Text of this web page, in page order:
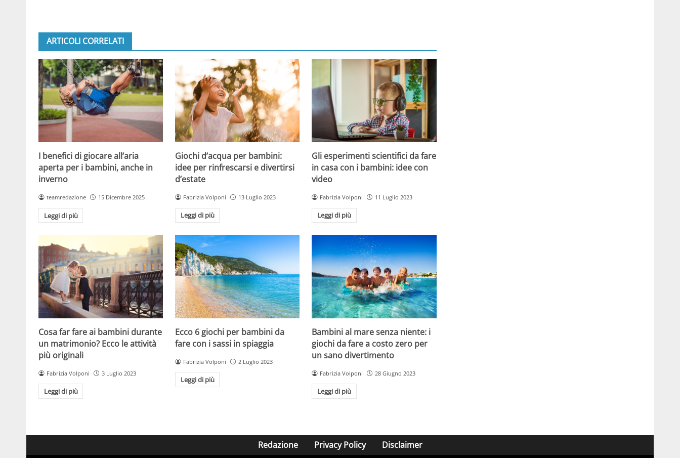
ARTICOLI CORRELATI
I benefici di giocare all’aria
aperta per i bambini, anche in
inverno
teamredazione 15 Dicembre 2025
Leggi di più
Giochi d’acqua per bambini:
idee per rinfrescarsi e divertirsi
d’estate
Fabrizia Volponi 13 Luglio 2023
Leggi di più
Gli esperimenti scientifici da fare
in casa con i bambini: idee con
video
Fabrizia Volponi 11 Luglio 2023
Leggi di più
Cosa far fare ai bambini durante
un matrimonio? Ecco le attività
più originali
Fabrizia Volponi 3 Luglio 2023
Leggi di più
Ecco 6 giochi per bambini da
fare con i sassi in spiaggia
Fabrizia Volponi 2 Luglio 2023
Leggi di più
Bambini al mare senza niente: i
giochi da fare a costo zero per
un sano divertimento
Fabrizia Volponi 28 Giugno 2023
Leggi di più
Redazione Privacy Policy Disclaimer